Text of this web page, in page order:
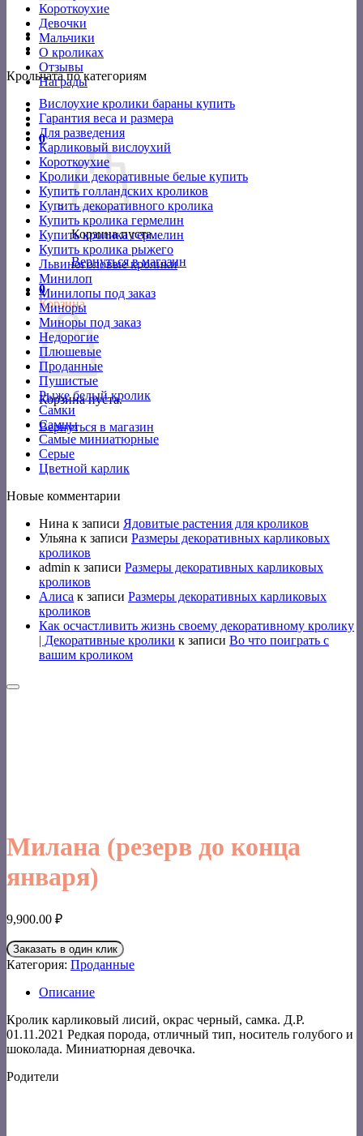
Короткоухие
Девочки
Мальчики
О кроликах
Отзывы
Награды
0
Корзина пуста.
Вернуться в магазин
0
Корзина
Корзина пуста.
Вернуться в магазин
Крольчата по категориям
Вислоухие кролики бараны купить
Гарантия веса и размера
Для разведения
Карликовый вислоухий
Короткоухие
Кролики декоративные белые купить
Купить голландских кроликов
Купить декоративного кролика
Купить кролика гермелин
Купить кролика гермелин
Купить кролика рыжего
Львиноголовые кролики
Минилоп
Минилопы под заказ
Миноры
Миноры под заказ
Недорогие
Плюшевые
Проданные
Пушистые
Рыже белый кролик
Самки
Самцы
Самые миниатюрные
Серые
Цветной карлик
Новые комментарии
Нина к записи Ядовитые растения для кроликов
Ульяна к записи Размеры декоративных карликовых
кроликов
admin к записи Размеры декоративных карликовых
кроликов
Алиса к записи Размеры декоративных карликовых
кроликов
Как осчастливить жизнь своему декоративному кролику
| Декоративные кролики к записи Во что поиграть с
вашим кроликом
Милана (резерв до конца
января)
9,900.00 ₽
Заказать в один клик
Категория: Проданные
Описание
Кролик карликовый лисий, окрас черный, самка. Д.Р.
01.11.2021 Редкая порода, отличный тип, носитель голубого и
шоколада. Миниатюрная девочка.
Родители